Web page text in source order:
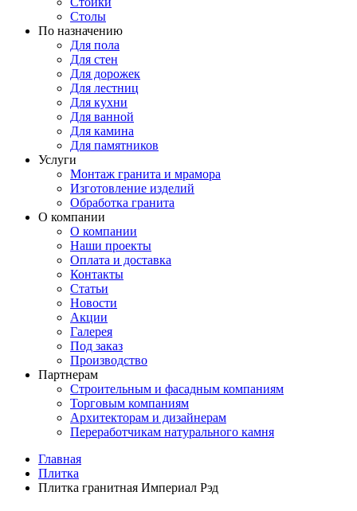
Столы
По назначению
Для пола
Для стен
Для дорожек
Для лестниц
Для кухни
Для ванной
Для камина
Для памятников
Услуги
Монтаж гранита и мрамора
Изготовление изделий
Обработка гранита
О компании
О компании
Наши проекты
Оплата и доставка
Контакты
Статьи
Новости
Акции
Галерея
Под заказ
Производство
Партнерам
Строительным и фасадным компаниям
Торговым компаниям
Архитекторам и дизайнерам
Переработчикам натурального камня
Главная
Плитка
Плитка гранитная Империал Рэд